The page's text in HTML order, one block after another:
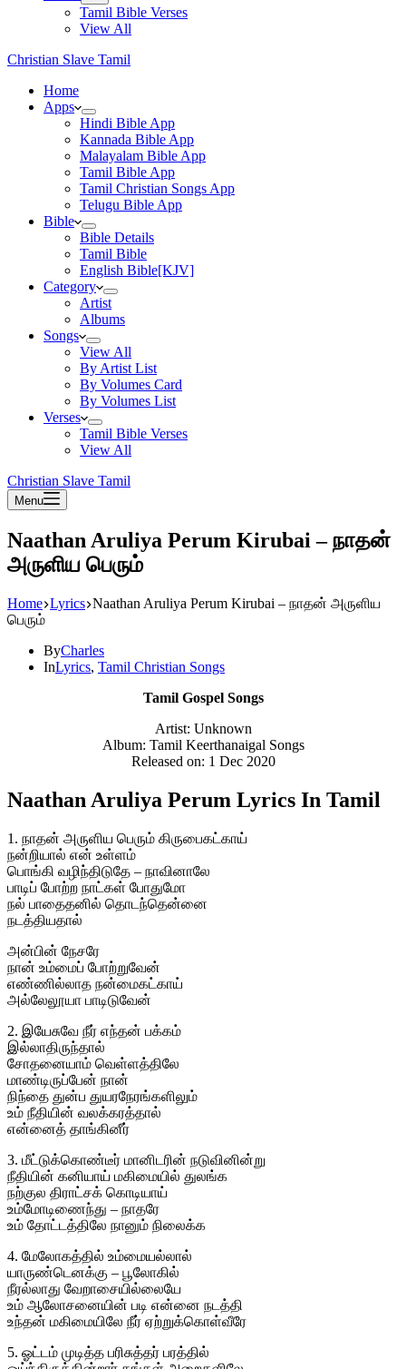
Tamil Bible Verses
View All
Christian Slave Tamil
Home
Apps
Hindi Bible App
Kannada Bible App
Malayalam Bible App
Tamil Bible App
Tamil Christian Songs App
Telugu Bible App
Bible
Bible Details
Tamil Bible
English Bible[KJV]
Category
Artist
Albums
Songs
View All
By Artist List
By Volumes Card
By Volumes List
Verses
Tamil Bible Verses
View All
Christian Slave Tamil
Menu
Naathan Aruliya Perum Kirubai – நாதன்
அருளிய பெரும்
Home Lyrics Naathan Aruliya Perum Kirubai – நாதன் அருளிய
பெரும்
ByCharles
InLyrics, Tamil Christian Songs
Tamil Gospel Songs
Artist: Unknown
Album: Tamil Keerthanaigal Songs
Released on: 1 Dec 2020
Naathan Aruliya Perum Lyrics In Tamil
1. நாதன் அருளிய பெரும் கிருபைகட்காய்
நன்றியால் என் உள்ளம்
பொங்கி வழிந்திடுதே – நாவினாலே
பாடிப் போற்ற நாட்கள் போதுமோ
நல் பாதைதனில் தொடந்தென்னை
நடத்தியதால்
அன்பின் நேசரே
நான் உம்மைப் போற்றுவேன்
எண்ணில்லாத நன்மைகட்காய்
அல்லேலூயா பாடிடுவேன்
2. இயேசுவே நீர் எந்தன் பக்கம்
இல்லாதிருந்தால்
சோதனையாம் வெள்ளத்திலே
மாண்டிருப்பேன் நான்
நிந்தை துன்ப துயரநேரங்களிலும்
உம் நீதியின் வலக்கரத்தால்
என்னைத் தாங்கினீர்
3. மீட்டுக்கொண்டீர் மானிடரின் நடுவினின்று
நீதியின் கனியாய் மகிமையில் துலங்க
நற்குல திராட்சக் கொடியாய்
உம்மோடிணைந்து – நாதரே
உம் தோட்டத்திலே நானும் நிலைக்க
4. மேலோகத்தில் உம்மையல்லால்
யாருண்டெனக்கு – பூலோகில்
நீரல்லாது வேறாசையில்லையே
உம் ஆலோசனையின் படி என்னை நடத்தி
உந்தன் மகிமையிலே நீர் ஏற்றுக்கொள்வீரே
5. ஓட்டம் முடித்த பரிசுத்தர் பரத்தில்